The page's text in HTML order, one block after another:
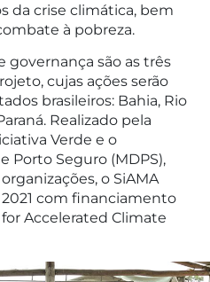
da crise climática, bem
à pobreza.
governança são as três
cujas ações serão
brasileiros: Bahia, Rio
Realizado pela
Verde e o
Porto Seguro (MDPS),
o SiAMA
com financiamento
Accelerated Climate